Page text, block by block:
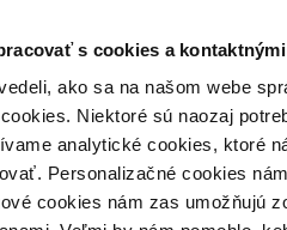
s cookies a
ako sa na našom webe
Niektoré sú naozaj
analytické cookies, ktoré
Personalizačné cookies
cookies nám zas umožňujú
Kontakt